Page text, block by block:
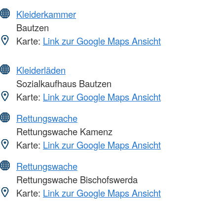
Kleiderkammer
Bautzen
Karte: Link zur Google Maps Ansicht
Kleiderläden
Sozialkaufhaus Bautzen
Karte: Link zur Google Maps Ansicht
Rettungswache
Rettungswache Kamenz
Karte: Link zur Google Maps Ansicht
Rettungswache
Rettungswache Bischofswerda
Karte: Link zur Google Maps Ansicht